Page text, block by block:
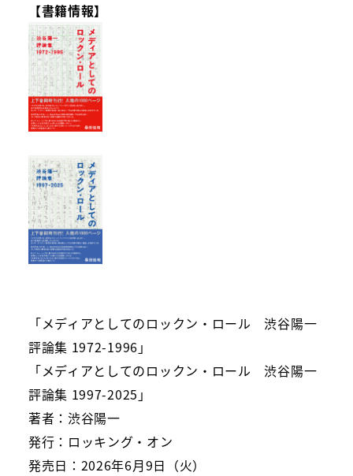
【書籍情報】
「メディアとしてのロックン・ロール　渋谷陽一
評論集 1972-1996」
「メディアとしてのロックン・ロール　渋谷陽一
評論集 1997-2025」
著者：渋谷陽一
発行：ロッキング・オン
発売日：2026年6月9日（火）